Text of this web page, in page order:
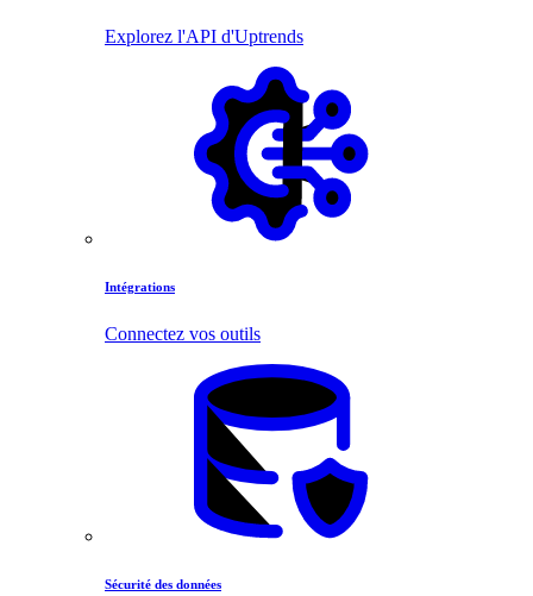
Explorez l'API d'Uptrends
Intégrations
Connectez vos outils
Sécurité des données